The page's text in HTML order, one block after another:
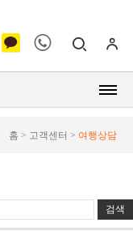
홈 > 고객센터 > 여행상담